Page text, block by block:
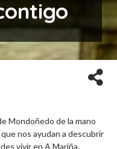
Mondoñedo de la mano
nos ayudan a descubrir
vivir en A Mariña.